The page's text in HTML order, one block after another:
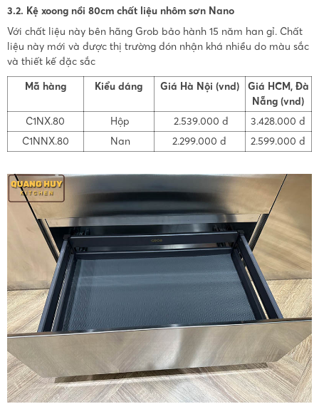
3.2. Kệ xoong nồi 80cm chất liệu nhôm sơn Nano
Với chất liệu này bên hãng Grob bảo hành 15 năm han gỉ. Chất
liệu này mới và được thị trường đón nhận khá nhiều do màu sắc
và thiết kế đặc sắc
Mã hàng
Kiểu dáng Giá Hà Nội (vnd)
Giá HCM, Đà
Nẵng (vnd)
C1NX.80
Hộp 2.539.000 đ
3.428.000 đ
C1NNX.80
Nan 2.299.000 đ 2.599.000 đ